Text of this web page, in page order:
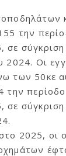
την
σε
2024. Οι
των 50κε
την
σύγκριση
2025, οι